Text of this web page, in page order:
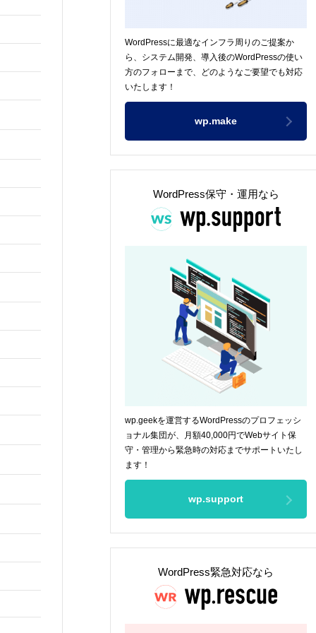
WordPressに最適なインフラ周りのご提案か
ら、システム開発、導入後のWordPressの使い
方のフォローまで、どのようなご要望でも対応
いたします！
wp.make
WordPress保守・運用なら
wp.geekを運営するWordPressのプロフェッシ
ョナル集団が、月額40,000円でWebサイト保
守・管理から緊急時の対応までサポートいたし
ます！
wp.support
WordPress緊急対応なら